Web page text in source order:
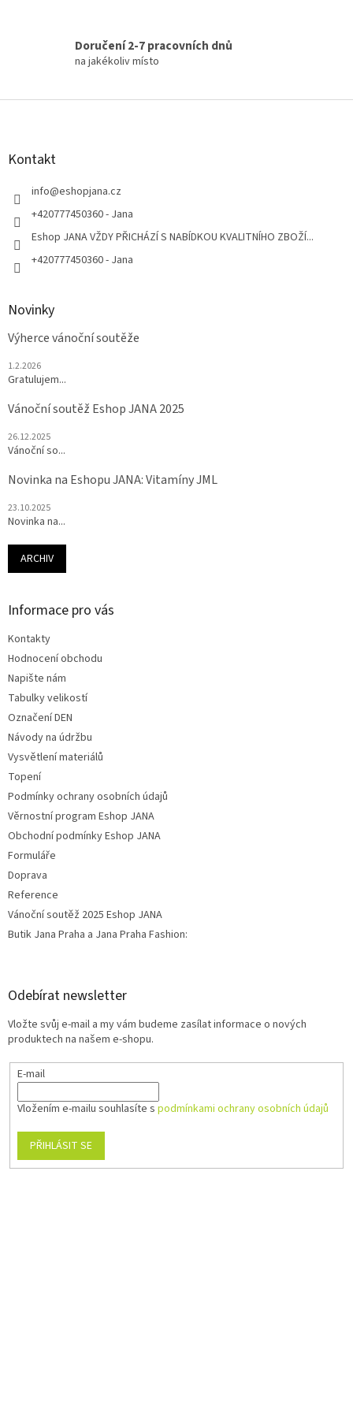
Doručení 2-7 pracovních dnů
na jakékoliv místo
Z
Kontakt
info@eshopjana.cz
+420777450360 - Jana
Eshop JANA VŽDY PŘICHÁZÍ S NABÍDKOU KVALITNÍHO ZBOŽÍ...
+420777450360 - Jana
Novinky
Výherce vánoční soutěže
1.2.2026
Gratulujem...
Vánoční soutěž Eshop JANA 2025
26.12.2025
Vánoční so...
Novinka na Eshopu JANA: Vitamíny JML
23.10.2025
Novinka na...
ARCHIV
Informace pro vás
Kontakty
Hodnocení obchodu
Napište nám
Tabulky velikostí
Označení DEN
Návody na údržbu
Vysvětlení materiálů
Topení
Podmínky ochrany osobních údajů
Věrnostní program Eshop JANA
Obchodní podmínky Eshop JANA
Formuláře
Doprava
Reference
Vánoční soutěž 2025 Eshop JANA
Butik Jana Praha a Jana Praha Fashion:
Odebírat newsletter
Vložte svůj e-mail a my vám budeme zasílat informace o nových
produktech na našem e-shopu.
E-mail
Vložením e-mailu souhlasíte s podmínkami ochrany osobních údajů
PŘIHLÁSIT SE